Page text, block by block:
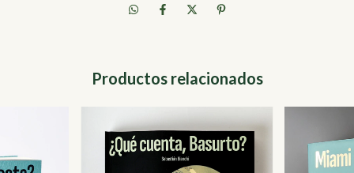
Productos relacionados